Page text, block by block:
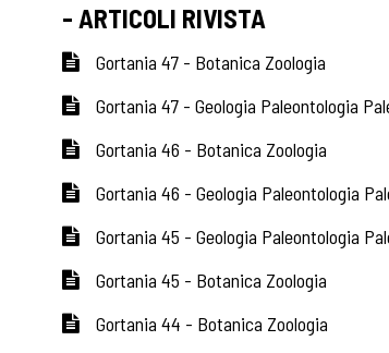
- ARTICOLI RIVISTA
Gortania 47 - Botanica Zoologia
Gortania 47 - Geologia Paleontologia
Gortania 46 - Botanica Zoologia
Gortania 46 - Geologia Paleontologia
Gortania 45 - Geologia Paleontologia
Gortania 45 - Botanica Zoologia
Gortania 44 - Botanica Zoologia